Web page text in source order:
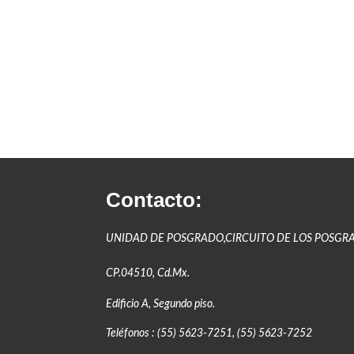
Contacto:
UNIDAD DE POSGRADO,CIRCUITO DE LOS
CP.04510, Cd.Mx.
Edificio A, Segundo piso.
Teléfonos : (55) 5623-7251, (55) 5623-7252